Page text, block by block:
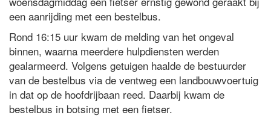
een aanrijding met een bestelbus.
Rond 16:15 uur kwam de melding van het ongeval
binnen, waarna meerdere hulpdiensten werden
gealarmeerd. Volgens getuigen haalde de bestuurder
van de bestelbus via de ventweg een landbouwvoertuig
in dat op de hoofdrijbaan reed. Daarbij kwam de
bestelbus in botsing met een fietser.